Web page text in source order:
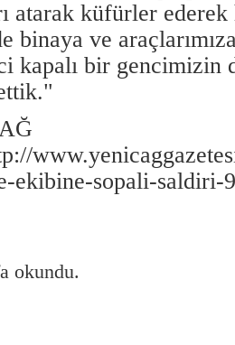
atarak küfürler ederek
binaya ve
kapalı bir gencimizin
ekibine-sopali-saldiri-
okundu.